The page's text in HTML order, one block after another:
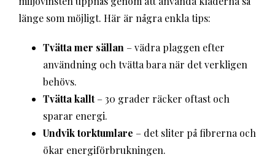
länge som möjligt. Här är några enkla tips:
Tvätta mer sällan – vädra plaggen efter
användning och tvätta bara när det verkligen
behövs.
Tvätta kallt– 30 grader räcker oftast och
sparar energi.
Undvik torktumlare – det sliter på fibrerna och
ökar energiförbrukningen.